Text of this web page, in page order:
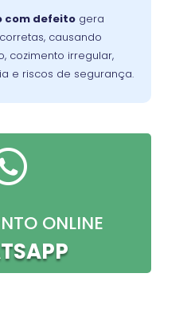
com defeitogera
causando
cozimento irregular,
e riscos de segurança.
da temperatura
uniformes e confiáveis
de mais eficiência, o
serviço aumenta a
ONLINE